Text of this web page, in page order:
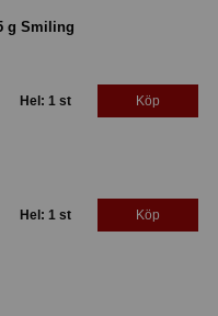
g Smiling
Hel: 1 st Köp
Hel: 1 st Köp